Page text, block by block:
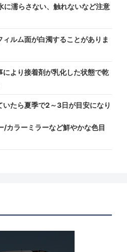
に濡らさない、触れないなど注意
ルム面が白濁することがありま
より接着剤が乳化した状態で乾
たら夏季で2～3日が目安になり
/カラーミラーなど鮮やかな色目